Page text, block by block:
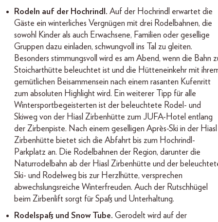
Rodeln auf der Hochrindl. Auf der Hochrindl erwartet die
Gäste ein winterliches Vergnügen mit drei Rodelbahnen, die
sowohl Kinder als auch Erwachsene, Familien oder gesellige
Gruppen dazu einladen, schwungvoll ins Tal zu gleiten.
Besonders stimmungsvoll wird es am Abend, wenn die Bahn
Stoicharthütte beleuchtet ist und die Hütteneinkehr mit
gemütlichen Beisammensein nach einem rasanten Kufenritt
zum absoluten Highlight wird. Ein weiterer Tipp für alle
Wintersportbegeisterten ist der beleuchtete Rodel- und
Skiweg von der Hiasl Zirbenhütte zum JUFA-Hotel entlang
der Zirbenpiste. Nach einem geselligen Après-Ski in der Hiasl
Zirbenhütte bietet sich die Abfahrt bis zum Hochrindl-
Parkplatz an. Die Rodelbahnen der Region, darunter die
Naturrodelbahn ab der Hiasl Zirbenhütte und der
Ski- und Rodelweg bis zur Herzlhütte, versprechen
abwechslungsreiche Winterfreuden. Auch der Rutschhügel
beim Zirbenlift sorgt für Spaß und Unterhaltung.
Rodelspaß und Snow Tube. Gerodelt wird auf der